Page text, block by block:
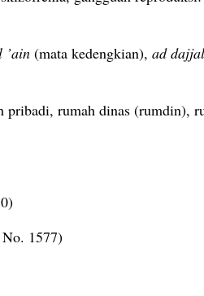
’ain (mata kedengkian), ad
pribadi, rumah dinas (rumdin),
1577)